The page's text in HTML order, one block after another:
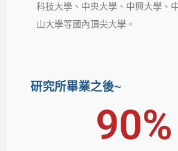
科技大學、中央大學、中興大學、
山大學等國內頂尖大學。
研究所畢業之後~
90%